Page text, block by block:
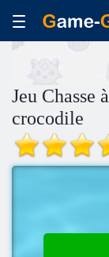
Jeu Chasse
crocodile